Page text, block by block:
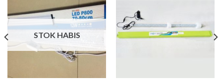
STOK HABIS